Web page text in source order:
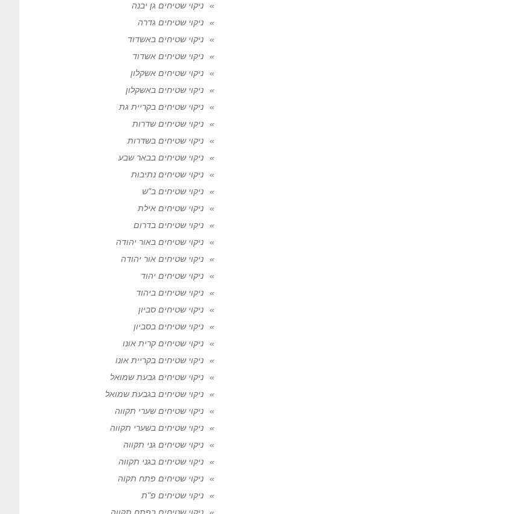
ניקוי שטיחים גן יבנה
ניקוי שטיחים גדרה
ניקוי שטיחים באשדוד
ניקוי שטיחים אשדוד
ניקוי שטיחים אשקלון
ניקוי שטיחים באשקלון
ניקוי שטיחים בקריית גת
ניקוי שטיחים שדרות
ניקוי שטיחים בשדרות
ניקוי שטיחים בבאר שבע
ניקוי שטיחים נתיבות
ניקוי שטיחים ב"ש
ניקוי שטיחים אילת
ניקוי שטיחים בדרום
ניקוי שטיחים באור יהודה
ניקוי שטיחים אור יהודה
ניקוי שטיחים יהוד
ניקוי שטיחים ביהוד
ניקוי שטיחים סביון
ניקוי שטיחים בסביון
ניקוי שטיחים קרית אונו
ניקוי שטיחים בקריית אונו
ניקוי שטיחים גבעת שמואל
ניקוי שטיחים בגבעת שמואל
ניקוי שטיחים שערי תקווה
ניקוי שטיחים בשערי תקווה
ניקוי שטיחים גני תקווה
ניקוי שטיחים בגני תקווה
ניקוי שטיחים פתח תקוה
ניקוי שטיחים פ"ת